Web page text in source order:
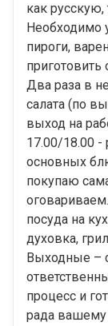
как
Необходимо
пироги,
Два раза в
салата (по
выход на
17.00/18.00 -
основных
покупаю
посуда на
духовка,
Выходные –
процесс и
рада вашему